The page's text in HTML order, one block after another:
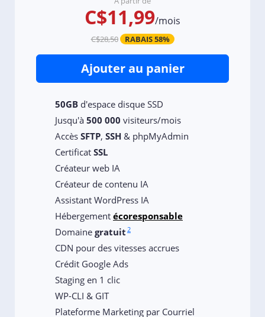
C$11,99/mois
C$28,50 RABAIS 58%
Ajouter au panier
50GB d'espace disque SSD
Jusqu'à 500 000 visiteurs/mois
Accès SFTP, SSH & phpMyAdmin
Certificat SSL
Créateur web IA
Créateur de contenu IA
Assistant WordPress IA
Hébergement écoresponsable
Domaine gratuit 2
CDN pour des vitesses accrues
Crédit Google Ads
Staging en 1 clic
WP-CLI & GIT
Plateforme Marketing par Courriel